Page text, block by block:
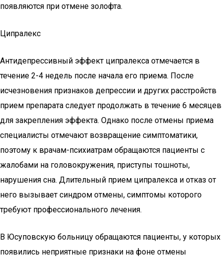
появляются при отмене золофта.
Ципралекс
Антидепрессивный эффект ципралекса отмечается в
течение 2-4 недель после начала его приема. После
исчезновения признаков депрессии и других расстройств
прием препарата следует продолжать в течение 6 месяцев
для закрепления эффекта. Однако после отмены приема
специалисты отмечают возвращение симптоматики,
поэтому к врачам-психиатрам обращаются пациенты с
жалобами на головокружения, приступы тошноты,
нарушения сна. Длительный прием ципралекса и отказ от
него вызывает синдром отмены, симптомы которого
требуют профессионального лечения.
В Юсуповскую больницу обращаются пациенты, у которых
появились неприятные признаки на фоне отмены